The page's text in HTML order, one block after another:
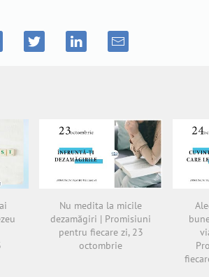
Nu medita la micile
dezamăgiri | Promisiuni
pentru fiecare zi, 23
octombrie